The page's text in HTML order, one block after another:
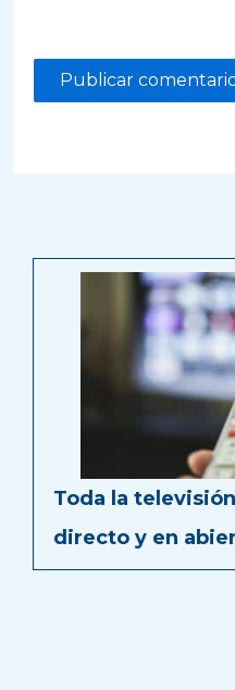
Toda la
directo y en